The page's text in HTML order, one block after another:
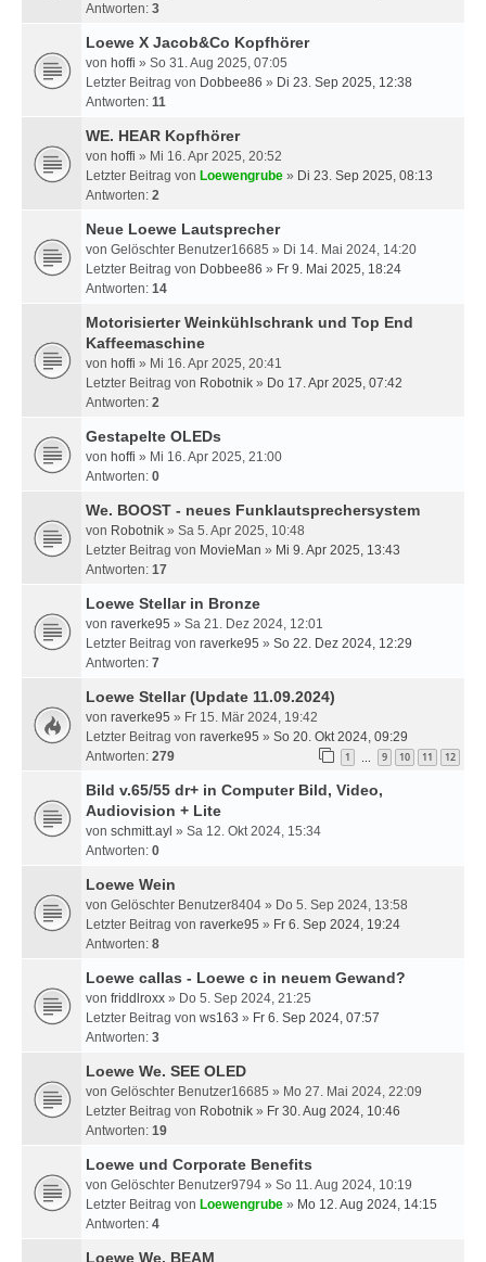
Antworten: 3
Loewe X Jacob&Co Kopfhörer
von hoffi » So 31. Aug 2025, 07:05
Letzter Beitrag von Dobbee86 » Di 23. Sep 2025, 12:38
Antworten: 11
WE. HEAR Kopfhörer
von hoffi » Mi 16. Apr 2025, 20:52
Letzter Beitrag von Loewengrube » Di 23. Sep 2025, 08:13
Antworten: 2
Neue Loewe Lautsprecher
von Gelöschter Benutzer16685 » Di 14. Mai 2024, 14:20
Letzter Beitrag von Dobbee86 » Fr 9. Mai 2025, 18:24
Antworten: 14
Motorisierter Weinkühlschrank und Top End
Kaffeemaschine
von hoffi » Mi 16. Apr 2025, 20:41
Letzter Beitrag von Robotnik » Do 17. Apr 2025, 07:42
Antworten: 2
Gestapelte OLEDs
von hoffi » Mi 16. Apr 2025, 21:00
Antworten: 0
We. BOOST - neues Funklautsprechersystem
von Robotnik » Sa 5. Apr 2025, 10:48
Letzter Beitrag von MovieMan » Mi 9. Apr 2025, 13:43
Antworten: 17
Loewe Stellar in Bronze
von raverke95 » Sa 21. Dez 2024, 12:01
Letzter Beitrag von raverke95 » So 22. Dez 2024, 12:29
Antworten: 7
Loewe Stellar (Update 11.09.2024)
von raverke95 » Fr 15. Mär 2024, 19:42
Letzter Beitrag von raverke95 » So 20. Okt 2024, 09:29
Antworten: 279 1 9 10 11 12
Bild v.65/55 dr+ in Computer Bild, Video,
Audiovision + Lite
von schmitt.ayl » Sa 12. Okt 2024, 15:34
Antworten: 0
Loewe Wein
von Gelöschter Benutzer8404 » Do 5. Sep 2024, 13:58
Letzter Beitrag von raverke95 » Fr 6. Sep 2024, 19:24
Antworten: 8
Loewe callas - Loewe c in neuem Gewand?
von friddlroxx » Do 5. Sep 2024, 21:25
Letzter Beitrag von ws163 » Fr 6. Sep 2024, 07:57
Antworten: 3
Loewe We. SEE OLED
von Gelöschter Benutzer16685 » Mo 27. Mai 2024, 22:09
Letzter Beitrag von Robotnik » Fr 30. Aug 2024, 10:46
Antworten: 19
Loewe und Corporate Benefits
von Gelöschter Benutzer9794 » So 11. Aug 2024, 10:19
Letzter Beitrag von Loewengrube » Mo 12. Aug 2024, 14:15
Antworten: 4
Loewe We. BEAM